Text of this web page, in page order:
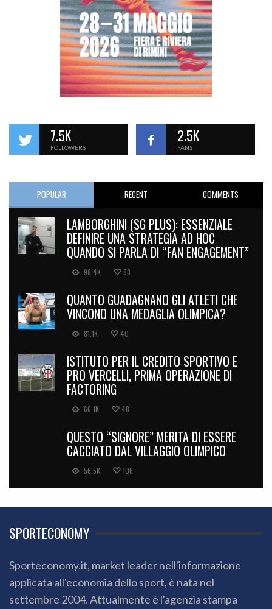
7.5K
FOLLOWERS
2.5K
FANS
POPULAR RECENT COMMENTS
LAMBORGHINI (SG PLUS): ESSENZIALE
DEFINIRE UNA STRATEGIA AD HOC
QUANDO SI PARLA DI “FAN ENGAGEMENT”
98.4K 83
QUANTO GUADAGNANO GLI ATLETI CHE
VINCONO UNA MEDAGLIA OLIMPICA?
81.1K 40
ISTITUTO PER IL CREDITO SPORTIVO E
PRO VERCELLI, PRIMA OPERAZIONE DI
FACTORING
66.1K 48
QUESTO “SIGNORE” MERITA DI ESSERE
CACCIATO DAL VILLAGGIO OLIMPICO
56.5K 106
SPORTECONOMY
Sporteconomy.it, market leader nell'informazione
applicata all'economia dello sport, è nata nel
settembre 2004. Attualmente è l'agenzia stampa